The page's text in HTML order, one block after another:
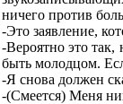
ничего против
-Это заявление,
-Вероятно это
быть молодцом.
-Я снова должен
-(Смеется) Меня